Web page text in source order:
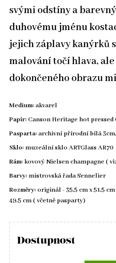
svými odstíny a
duhovému jménu
jejich záplavy kanýrků
malování točí hlava,
dokončeného obrazu
Medium:akvarel
Papír:Canson Heritage hot
Pasparta:archivní přírodní bílá
Sklo: muzeální sklo ARTGlass AR70
Rám:kovový Nielsen champagne (
Barvy: mistrovská řada Sennelier
Rozměry:originál - 35,5 cm x 51,5
49,5 cm ( včetně pasparty)
Dostupnost